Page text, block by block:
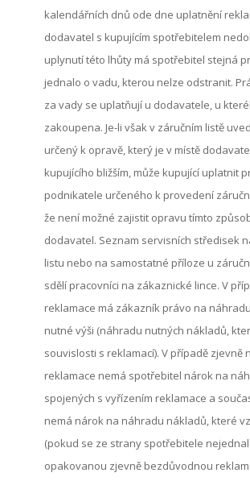
kalendářních dnů ode dne uplatnění
dodavatel s kupujícím spotřebitelem
uplynutí této lhůty má spotřebitel stejná
jednalo o vadu, kterou nelze odstranit.
za vady se uplatňují u dodavatele, u
zakoupena. Je-li však v záručním listě
určený k opravě, který je v místě
kupujícího bližším, může kupující uplatnit
podnikatele určeného k provedení
že není možné zajistit opravu tímto
dodavatel. Seznam servisních středisek
listu nebo na samostatné příloze u
sdělí pracovníci na zákaznické lince. V
reklamace má zákazník právo na
nutné výši (náhradu nutných nákladů,
souvislosti s reklamací). V případě zjevně
reklamace nemá spotřebitel nárok na
spojených s vyřízením reklamace a
nemá nárok na náhradu nákladů, které
(pokud se ze strany spotřebitele
opakovanou zjevně bezdůvodnou